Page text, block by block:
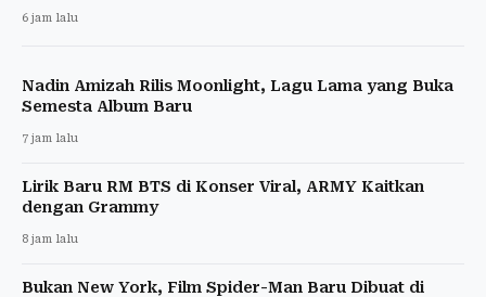
6 jam lalu
Nadin Amizah Rilis Moonlight, Lagu Lama yang Buka
Semesta Album Baru
7 jam lalu
Lirik Baru RM BTS di Konser Viral, ARMY Kaitkan
dengan Grammy
8 jam lalu
Bukan New York, Film Spider-Man Baru Dibuat di